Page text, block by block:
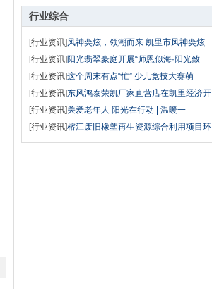
行业综合
[行业资讯]风神奕炫，领潮而来 凯里市风神奕炫
[行业资讯]阳光翡翠豪庭开展“师恩似海·阳光致
[行业资讯]这个周末有点“忙” 少儿竞技大赛萌
[行业资讯]东风鸿泰荣凯厂家直营店在凯里经济开
[行业资讯]关爱老年人 阳光在行动 | 温暖一
[行业资讯]榕江废旧橡塑再生资源综合利用项目环